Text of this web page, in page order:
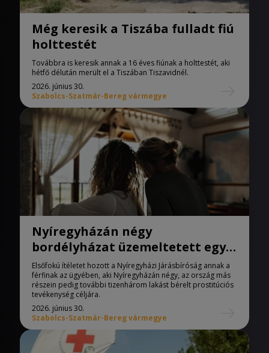
Még keresik a Tiszába fulladt fiú
holttestét
Továbbra is keresik annak a 16 éves fiúnak a holttestét, aki
hétfő délután merült el a Tiszában Tiszavidnél.
2026. június 30.
Szabolcs-Szatmár-Bereg vármegye
Nyíregyházán négy
bordélyházat üzemeltetett egy
férfi
Elsőfokú ítéletet hozott a Nyíregyházi Járásbíróság annak a
férfinak az ügyében, aki Nyíregyházán négy, az ország más
részein pedig további tizenhárom lakást bérelt prostitúciós
tevékenység céljára.
2026. június 30.
Szabolcs-Szatmár-Bereg vármegye